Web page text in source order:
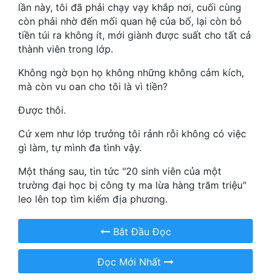
Học Đường
Khoa Huyễn
Khoa Huyễn Không Gian
Kinh Dị
Kiếm Hiệp
Kỳ Huyễn
Linh Dị
lần này, tôi đã phải chạy vạy khắp nơi, cuối cùng
còn phải nhờ đến mối quan hệ của bố, lại còn bỏ
tiền túi ra không ít, mới giành được suất cho tất cả
thành viên trong lớp.
Không ngờ bọn họ không những không cảm kích,
mà còn vu oan cho tôi là vì tiền?
Được thôi.
Cứ xem như lớp trưởng tôi rảnh rỗi không có việc
gì làm, tự mình đa tình vậy.
Một tháng sau, tin tức "20 sinh viên của một
trường đại học bị công ty ma lừa hàng trăm triệu"
leo lên top tìm kiếm địa phương.
Bắt Đầu Đọc
Đọc Mới Nhất